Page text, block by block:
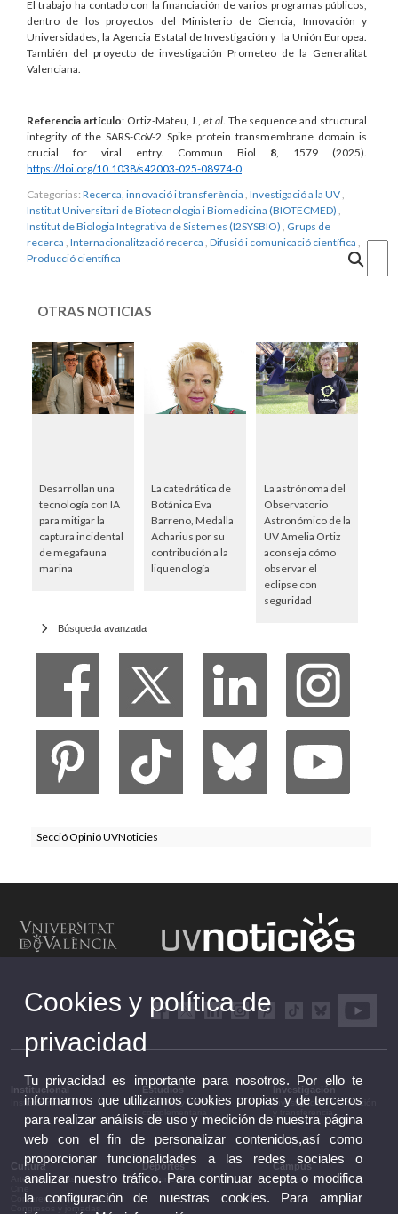
El trabajo ha contado con la financiación de varios programas públicos,
dentro de los proyectos del Ministerio de Ciencia, Innovación y
Universidades, la Agencia Estatal de Investigación y la Unión Europea.
También del proyecto de investigación Prometeo de la Generalitat
Valenciana.
Referencia artículo: Ortiz-Mateu, J.,et al. The sequence and structural
integrity of the SARS-CoV-2 Spike protein transmembrane domain is
crucial for viral entry. Commun Biol 8, 1579 (2025).
https://doi.org/10.1038/s42003-025-08974-0
Categorias: Recerca, innovació i transferència , Investigació a la UV,
Institut Universitari de Biotecnologia i Biomedicina (BIOTECMED) ,
Institut de Biologia Integrativa de Sistemes (I2SYSBIO) , Grups de
recerca , Internacionalització recerca , Difusió i comunicació científica ,
Producció científica
OTRAS NOTICIAS
Desarrollan una
tecnología con IA
para mitigar la
captura incidental
de megafauna
marina
La catedrática de
Botánica Eva
Barreno, Medalla
Acharius por su
contribución a la
liquenología
La astrónoma del
Observatorio
Astronómico de la
UV Amelia Ortiz
aconseja cómo
observar el
eclipse con
seguridad
Búsqueda avanzada
Secció Opinió UVNoticies
Institucional
Institucional
Estudios
Estudios y formación
Investigación
Investigación, innovación
Cultura
Artes escénicas
Conferencias y debates
Congresos y jornadas
Deportes
Deportes
Campus
Campus
Cookies y política de
privacidad
Tu privacidad es importante para nosotros. Por ello te
informamos que utilizamos cookies propias y de terceros
para realizar análisis de uso y medición de nuestra página
web con el fin de personalizar contenidos,así como
proporcionar funcionalidades a las redes sociales o
analizar nuestro tráfico. Para continuar acepta o modifica
la configuración de nuestras cookies. Para ampliar